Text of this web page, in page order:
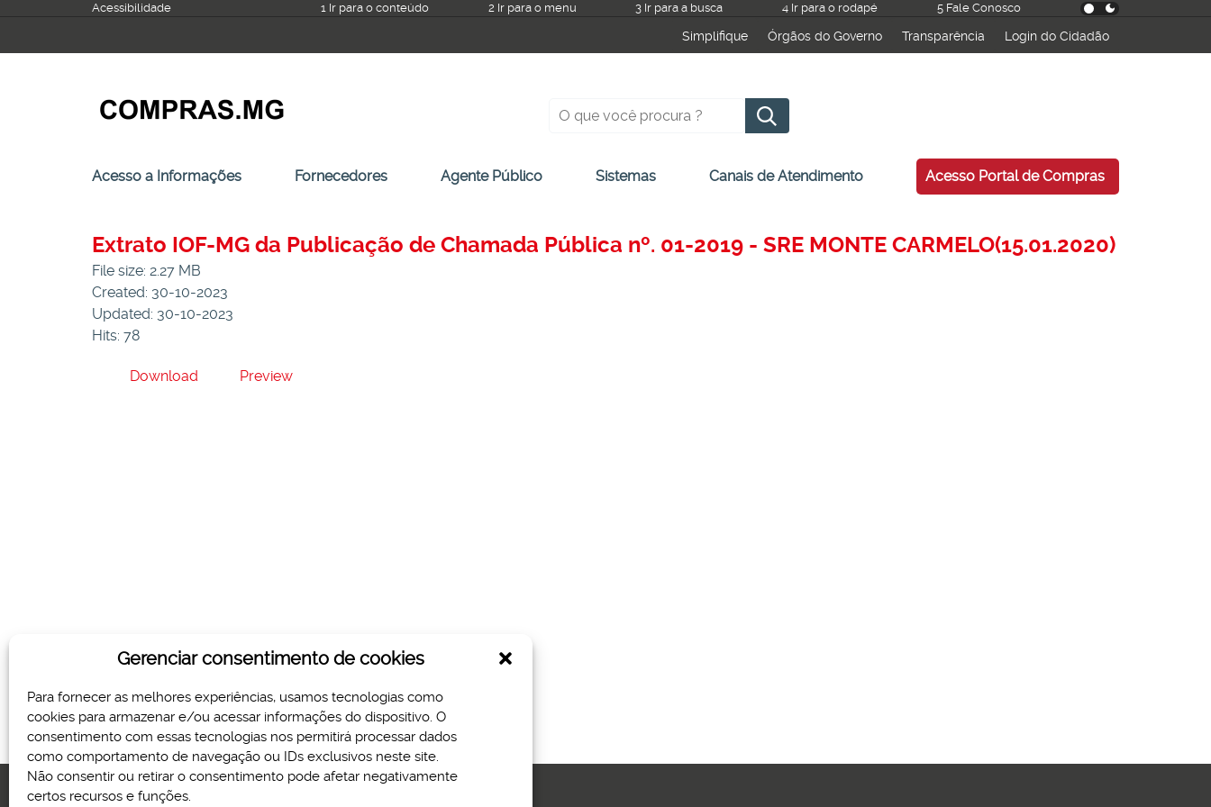
Gerenciar consentimento de cookies
Para fornecer as melhores experiências, usamos tecnologias como
cookies para armazenar e/ou acessar informações do dispositivo. O
consentimento com essas tecnologias nos permitirá processar dados
como comportamento de navegação ou IDs exclusivos neste site.
Não consentir ou retirar o consentimento pode afetar negativamente
certos recursos e funções.
o
Acessibilidade 1 Ir para o conteúdo 2 Ir para o menu 3 Ir para a busca 4 Ir para o rodapé 5 Fale Conosco
Simplifique Órgãos do Governo Transparência Login do Cidadão
Pesquisar
Acesso a Informações Fornecedores Agente Público Sistemas Canais de Atendimento Acesso Portal de Compras
Extrato IOF-MG da Publicação de Chamada Pública nº. 01-2019 - SRE MONTE CARMELO(15.01.2020)
File size: 2.27 MB
Created: 30-10-2023
Updated: 30-10-2023
Hits: 78
Download Preview